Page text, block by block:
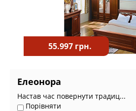
55.997 грн.
Елеонора
Настав час повернути традиц...
Порівняти